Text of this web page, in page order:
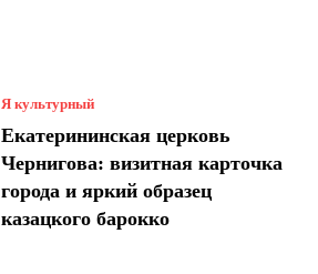
Я культурный
Екатерининская церковь
Чернигова: визитная карточка
города и яркий образец
казацкого барокко